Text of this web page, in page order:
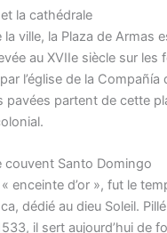
la cathédrale
ville, la Plaza de Armas
au XVIIe siècle sur les
l’église de la Compañía
pavées partent de cette
couvent Santo Domingo
enceinte d’or », fut le
dédié au dieu Soleil.
il sert aujourd’hui de